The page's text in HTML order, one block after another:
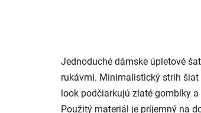
Jednoduché dámske úpletové
rukávmi. Minimalistický strih šiat
look podčiarkujú zlaté gombíky
Použitý materiál je príjemný na